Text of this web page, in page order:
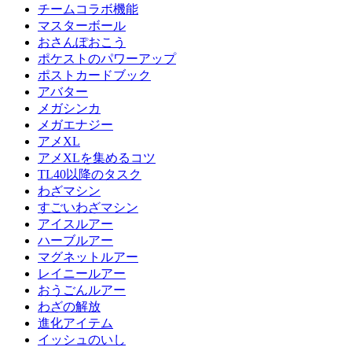
チームコラボ機能
マスターボール
おさんぽおこう
ポケストのパワーアップ
ポストカードブック
アバター
メガシンカ
メガエナジー
アメXL
アメXLを集めるコツ
TL40以降のタスク
わざマシン
すごいわざマシン
アイスルアー
ハーブルアー
マグネットルアー
レイニールアー
おうごんルアー
わざの解放
進化アイテム
イッシュのいし